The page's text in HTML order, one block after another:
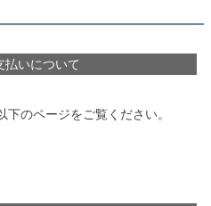
払いについて
のページをご覧ください。